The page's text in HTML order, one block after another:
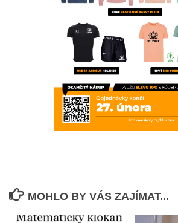
MOHLO BY VÁS ZAJÍMAT...